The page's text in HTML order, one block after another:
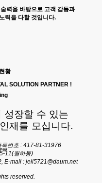
력을 바탕으로 고객 감동과
력을 다할 것입니다.
황
SOLUTION PARTNER !
성장할 수 있는
재를 모십니다.
록번호 : 417-81-31976
11(월하동)
E-mail : jeil5721@daum.net
reserved.